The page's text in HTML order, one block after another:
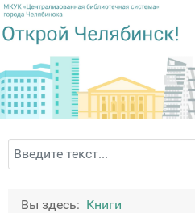
Поиск
Вы здесь: Книги